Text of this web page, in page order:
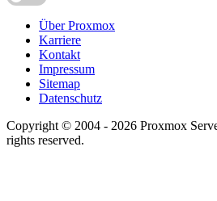
Über Proxmox
Karriere
Kontakt
Impressum
Sitemap
Datenschutz
Copyright © 2004 - 2026 Proxmox
rights reserved.